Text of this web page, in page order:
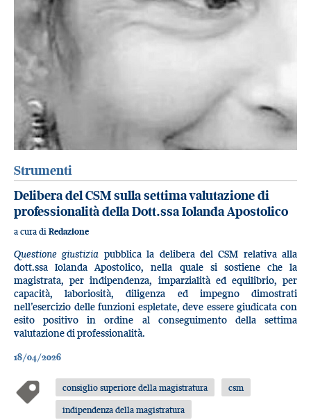
Strumenti
Delibera del CSM sulla settima valutazione di
professionalità della Dott.ssa Iolanda Apostolico
a cura di Redazione
Questione giustizia pubblica la delibera del CSM relativa alla
dott.ssa Iolanda Apostolico, nella quale si sostiene che la
magistrata, per indipendenza, imparzialità ed equilibrio, per
capacità, laboriosità, diligenza ed impegno dimostrati
nell’esercizio delle funzioni espletate, deve essere giudicata con
esito positivo in ordine al conseguimento della settima
valutazione di professionalità.
18/04/2026
consiglio superiore della magistratura
csm
indipendenza della magistratura